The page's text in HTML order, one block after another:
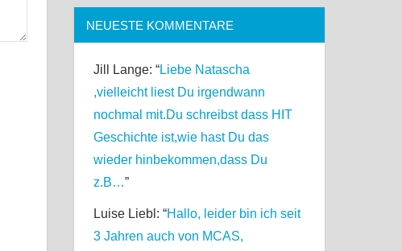
NEUESTE KOMMENTARE
Jill Lange: “Liebe Natascha
,vielleicht liest Du irgendwann
nochmal mit.Du schreibst dass HIT
Geschichte ist,wie hast Du das
wieder hinbekommen,dass Du
z.B…”
Luise Liebl : “Hallo, leider bin ich seit
3 Jahren auch von MCAS,